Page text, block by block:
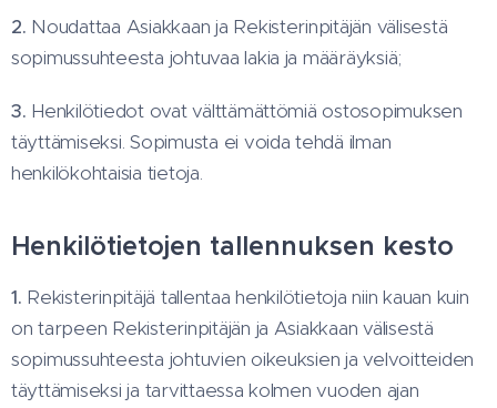
2. Noudattaa Asiakkaan ja Rekisterinpitäjän välisestä
sopimussuhteesta johtuvaa lakia ja määräyksiä;
3. Henkilötiedot ovat välttämättömiä ostosopimuksen
täyttämiseksi. Sopimusta ei voida tehdä ilman
henkilökohtaisia tietoja.
Henkilötietojen tallennuksen kesto
1. Rekisterinpitäjä tallentaa henkilötietoja niin kauan kuin
on tarpeen Rekisterinpitäjän ja Asiakkaan välisestä
sopimussuhteesta johtuvien oikeuksien ja velvoitteiden
täyttämiseksi ja tarvittaessa kolmen vuoden ajan